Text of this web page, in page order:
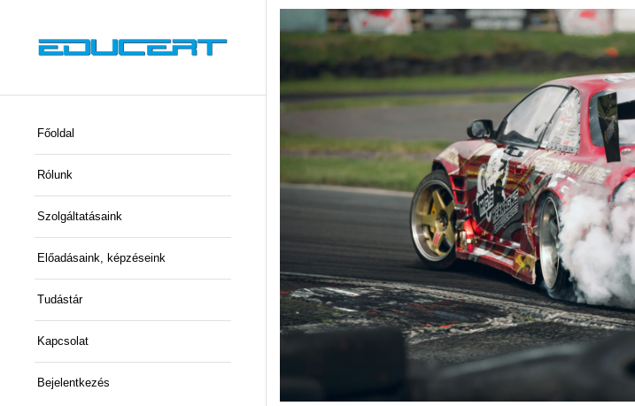
Főoldal
Rólunk
Szolgáltatásaink
Előadásaink, képzéseink
Tudástár
Kapcsolat
Bejelentkezés